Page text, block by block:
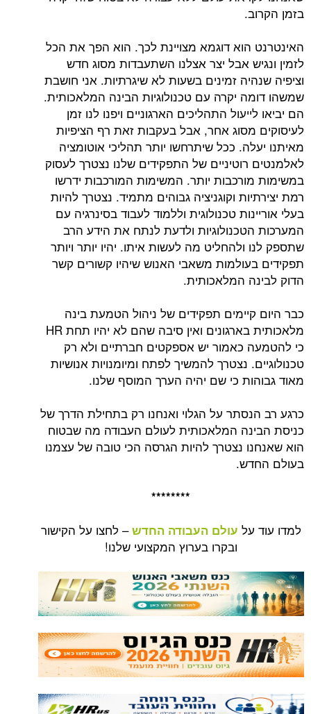
בזמן הקרוב.
האינטרנט הוא דוגמא מצויינת לכך. הוא הפך את הכל
לזמין ונגיש אבל יצר אצלנו השתעבדות מסוג חדש
וציפיה שנהיה זמינים בשעות לא שיגרתיות. אני חושבת
שמשהו דומה יקרה עם טכנולוגיות הבינה המלאכותית.
הם יביאו לייעול התהליכים הארגוניים ויפנו לנו זמן
לעיסוקים מסוג אחר, אבל בעקבות זאת רף הציפיות
מאיתנו יעלה. ככל שיתרחשו יותר תהליכי אוטומציה
לאלמנטים רוטיניים של התפקידים שלנו נצטרך לעסוק
במשימות מורכבות יותר. המשימות המורכבות ידרשו
רמת יצירתיות וקוגניציה גבוהים מתמיד. נצטרך להיות
בעלי אוריינות טכנולוגית וללמוד לעבוד בסינרגיה עם
המערכות הטכנולוגיות ולדעת לנתח את הידע הרב
שתספק לנו ולהחליט מה לעשות איתו. יהיו יותר ויותר
תפקידים בעולמות משאבי האנוש שיהיו קשורים קשר
הדוק לבינה המלאכותית.
כבר היום קיימים תפקידים של ניהול הטמעת בינה
מלאכותית בארגונים ואין סיבה שהם לא יהיו תחת HR
כי להטמעה כאמור יש אספקטים חברתיים ולא רק
טכנולוגיים. נצטרך להמשיך לפתח ומיומנויות אנושיות
מאוד גבוהות כי שם יהיה הערך המוסף שלנו.
כרגע רב הנסתר על הגלוי ואנחנו רק בתחילת הדרך של
כניסת הבינה המלאכותית לעולם העבודה מה שבטוח
הוא שאנחנו נצטרך להיות הגרסה הכי טובה של עצמנו
בעולם החדש.
********
למדו עוד על עולם העבודה החדש– לחצו על הקישור
ובקרו בערוץ המקצועי שלנו!